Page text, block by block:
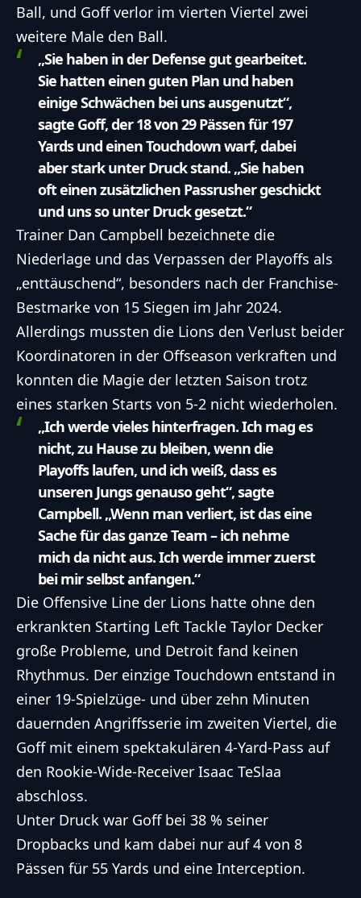
Ball, und Goff verlor im vierten Viertel zwei
weitere Male den Ball.
„Sie haben in der Defense gut gearbeitet.
Sie hatten einen guten Plan und haben
einige Schwächen bei uns ausgenutzt“,
sagte Goff, der 18 von 29 Pässen für 197
Yards und einen Touchdown warf, dabei
aber stark unter Druck stand. „Sie haben
oft einen zusätzlichen Passrusher geschickt
und uns so unter Druck gesetzt.“
Trainer Dan Campbell bezeichnete die
Niederlage und das Verpassen der Playoffs als
„enttäuschend“, besonders nach der Franchise-
Bestmarke von 15 Siegen im Jahr 2024.
Allerdings mussten die Lions den Verlust beider
Koordinatoren in der Offseason verkraften und
konnten die Magie der letzten Saison trotz
eines starken Starts von 5-2 nicht wiederholen.
„Ich werde vieles hinterfragen. Ich mag es
nicht, zu Hause zu bleiben, wenn die
Playoffs laufen, und ich weiß, dass es
unseren Jungs genauso geht“, sagte
Campbell. „Wenn man verliert, ist das eine
Sache für das ganze Team – ich nehme
mich da nicht aus. Ich werde immer zuerst
bei mir selbst anfangen.“
Die Offensive Line der Lions hatte ohne den
erkrankten Starting Left Tackle Taylor Decker
große Probleme, und Detroit fand keinen
Rhythmus. Der einzige Touchdown entstand in
einer 19-Spielzüge- und über zehn Minuten
dauernden Angriffsserie im zweiten Viertel, die
Goff mit einem spektakulären 4-Yard-Pass auf
den Rookie-Wide-Receiver Isaac TeSlaa
abschloss.
Unter Druck war Goff bei 38 % seiner
Dropbacks und kam dabei nur auf 4 von 8
Pässen für 55 Yards und eine Interception.